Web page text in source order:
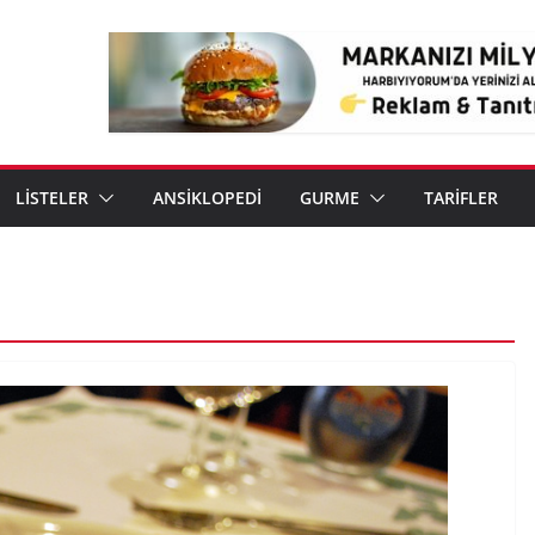
LİSTELER ANSİKLOPEDİ GURME TARİFLER